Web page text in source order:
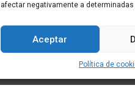
afectar negativamente a
Aceptar
Política de